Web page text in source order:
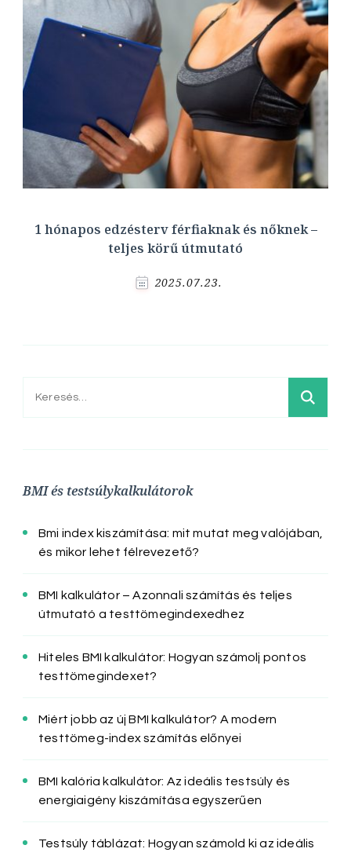
1 hónapos edzésterv férfiaknak és nőknek –
teljes körű útmutató
2025.07.23.
Keresés:
BMI és testsúlykalkulátorok
Bmi index kiszámítása: mit mutat meg valójában,
és mikor lehet félrevezető?
BMI kalkulátor – Azonnali számítás és teljes
útmutató a testtömegindexedhez
Hiteles BMI kalkulátor: Hogyan számolj pontos
testtömegindexet?
Miért jobb az új BMI kalkulátor? A modern
testtömeg-index számítás előnyei
BMI kalória kalkulátor: Az ideális testsúly és
energiaigény kiszámítása egyszerűen
Testsúly táblázat: Hogyan számold ki az ideális